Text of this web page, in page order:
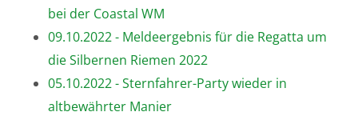
bei der Coastal WM
09.10.2022 - Meldeergebnis für die Regatta um
die Silbernen Riemen 2022
05.10.2022 - Sternfahrer-Party wieder in
altbewährter Manier